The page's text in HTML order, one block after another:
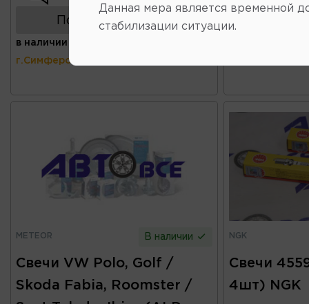
Показать аналоги
в наличии
г.Симферополь)
METEOR В наличии
Свечи VW Polo, Golf /
Skoda Fabia, Roomster /
NGK
Свечи
4шт) NGK
Данная мера является временной
стабилизации ситуации.